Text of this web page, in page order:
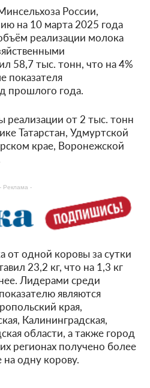
России,
на 10 марта 2025 года
реализации молока
58,7 тыс. тонн, что на 4%
показателя
прошлого года.
от 2 тыс. тонн
Татарстан, Удмуртской
крае, Воронежской
- Реклама -
одной коровы за сутки
23,2 кг, что на 1,3 кг
Лидерами среди
являются
края,
Калининградская,
области, а также город
регионах получено более
на одну корову.